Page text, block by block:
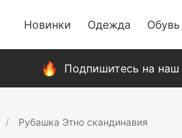
Новинки Одежда Обувь
Подпишитесь на наш
Рубашка Этно скандинавия